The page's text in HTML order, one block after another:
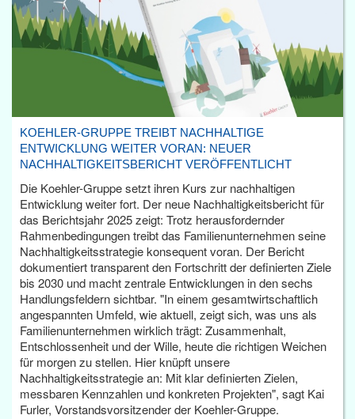
KOEHLER-GRUPPE TREIBT NACHHALTIGE
ENTWICKLUNG WEITER VORAN: NEUER
NACHHALTIGKEITSBERICHT VERÖFFENTLICHT
Die Koehler-Gruppe setzt ihren Kurs zur nachhaltigen
Entwicklung weiter fort. Der neue Nachhaltigkeitsbericht für
das Berichtsjahr 2025 zeigt: Trotz herausfordernder
Rahmenbedingungen treibt das Familienunternehmen seine
Nachhaltigkeitsstrategie konsequent voran. Der Bericht
dokumentiert transparent den Fortschritt der definierten Ziele
bis 2030 und macht zentrale Entwicklungen in den sechs
Handlungsfeldern sichtbar. "In einem gesamtwirtschaftlich
angespannten Umfeld, wie aktuell, zeigt sich, was uns als
Familienunternehmen wirklich trägt: Zusammenhalt,
Entschlossenheit und der Wille, heute die richtigen Weichen
für morgen zu stellen. Hier knüpft unsere
Nachhaltigkeitsstrategie an: Mit klar definierten Zielen,
messbaren Kennzahlen und konkreten Projekten", sagt Kai
Furler, Vorstandsvorsitzender der Koehler-Gruppe.